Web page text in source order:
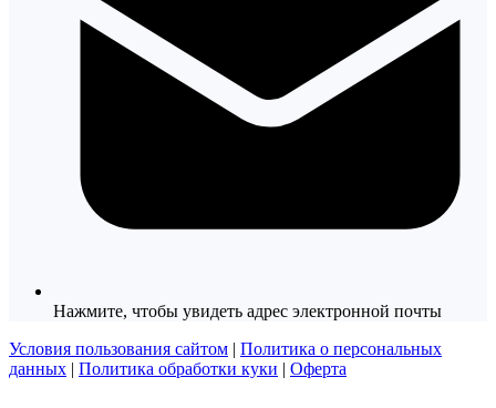
Нажмите, чтобы увидеть адрес электронной почты
Условия пользования сайтом | Политика о персональных
данных | Политика обработки куки | Оферта